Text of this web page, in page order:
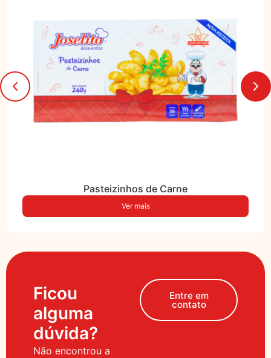
Pasteizinhos de Carne
Ver mais
Ficou
alguma
dúvida?
Não encontrou a
Entre em
contato